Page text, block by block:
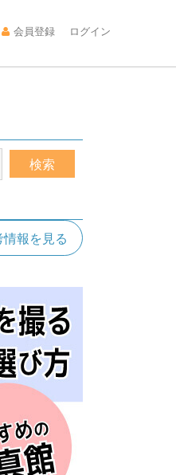
会員登録 ログイン
報を見る